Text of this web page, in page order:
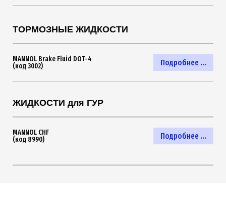
ТОРМОЗНЫЕ ЖИДКОСТИ
Подробнее ...
MANNOL Brake Fluid DOT-4
(код 3002)
ЖИДКОСТИ для ГУР
Подробнее ...
MANNOL CHF
(код 8990)